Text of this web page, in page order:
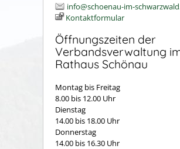
info@schoenau-im-
Kontaktformular
Öffnungszeiten der
Verbandsverwaltung
Rathaus Schönau
Montag bis Freitag
8.00 bis 12.00 Uhr
Dienstag
14.00 bis 18.00 Uhr
Donnerstag
14.00 bis 16.30 Uhr